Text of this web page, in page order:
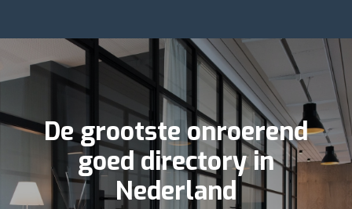
De grootste onroerend
goed directory in
Nederland